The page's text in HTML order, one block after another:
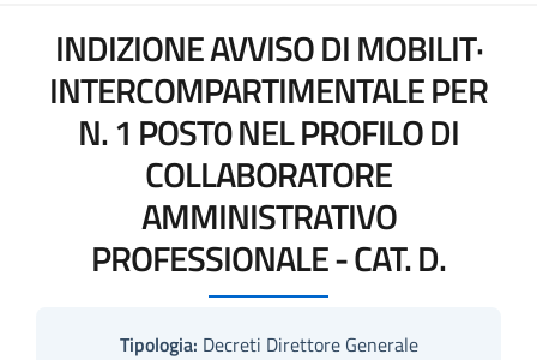
INDIZIONE AVVISO DI MOBILIT·
INTERCOMPARTIMENTALE PER
N. 1 POST0 NEL PROFILO DI
COLLABORATORE
AMMINISTRATIVO
PROFESSIONALE - CAT. D.
Tipologia: Decreti Direttore Generale